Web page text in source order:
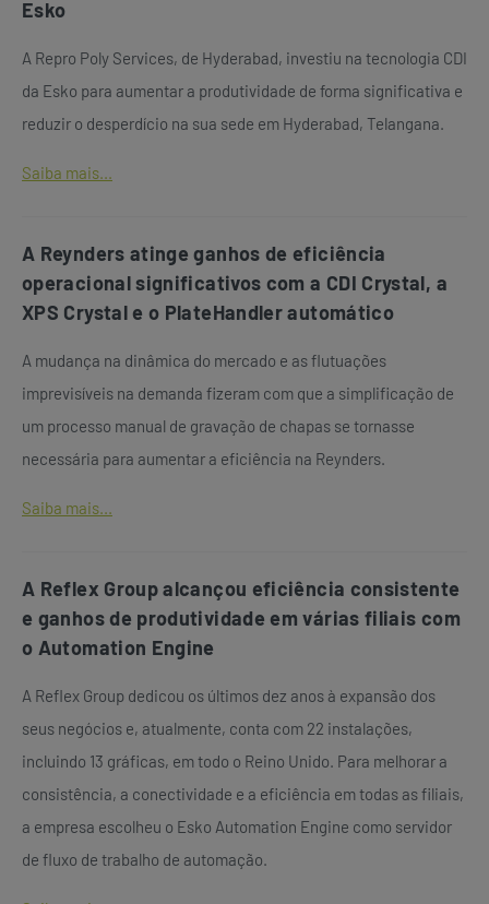
Esko
A Repro Poly Services, de Hyderabad, investiu na tecnologia CDI
da Esko para aumentar a produtividade de forma significativa e
reduzir o desperdício na sua sede em Hyderabad, Telangana.
Saiba mais...
A Reynders atinge ganhos de eficiência
operacional significativos com a CDI Crystal, a
XPS Crystal e o PlateHandler automático
A mudança na dinâmica do mercado e as flutuações
imprevisíveis na demanda fizeram com que a simplificação de
um processo manual de gravação de chapas se tornasse
necessária para aumentar a eficiência na Reynders.
Saiba mais...
A Reflex Group alcançou eficiência consistente
e ganhos de produtividade em várias filiais com
o Automation Engine
A Reflex Group dedicou os últimos dez anos à expansão dos
seus negócios e, atualmente, conta com 22 instalações,
incluindo 13 gráficas, em todo o Reino Unido. Para melhorar a
consistência, a conectividade e a eficiência em todas as filiais,
a empresa escolheu o Esko Automation Engine como servidor
de fluxo de trabalho de automação.